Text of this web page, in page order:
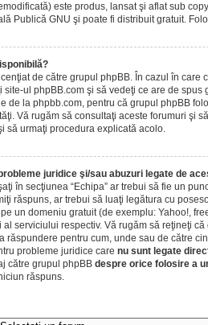
este produs, lansat şi aflat sub
Publică GNU şi poate fi distribuit gratuit.
de către grupul phpBB. În cazul în care
site-ul phpBB.com şi să vedeţi ce are de
de la phpbb.com, pentru că grupul phpBB
Vă rugăm să consultaţi aceste forumuri şi
să urmaţi procedura explicată acolo.
juridice şi/sau abuzuri legate de
în secţiunea “Echipa” ar trebui să fie un
răspuns, ar trebui să luaţi legătura cu
un domeniu gratuit (de exemplu: Yahoo!,
serviciului respectiv. Vă rugăm să reţineţi
răspundere pentru cum, unde sau de către
probleme juridice care nu sunt legate
către grupul phpBB despre orice folosire a
răspuns.